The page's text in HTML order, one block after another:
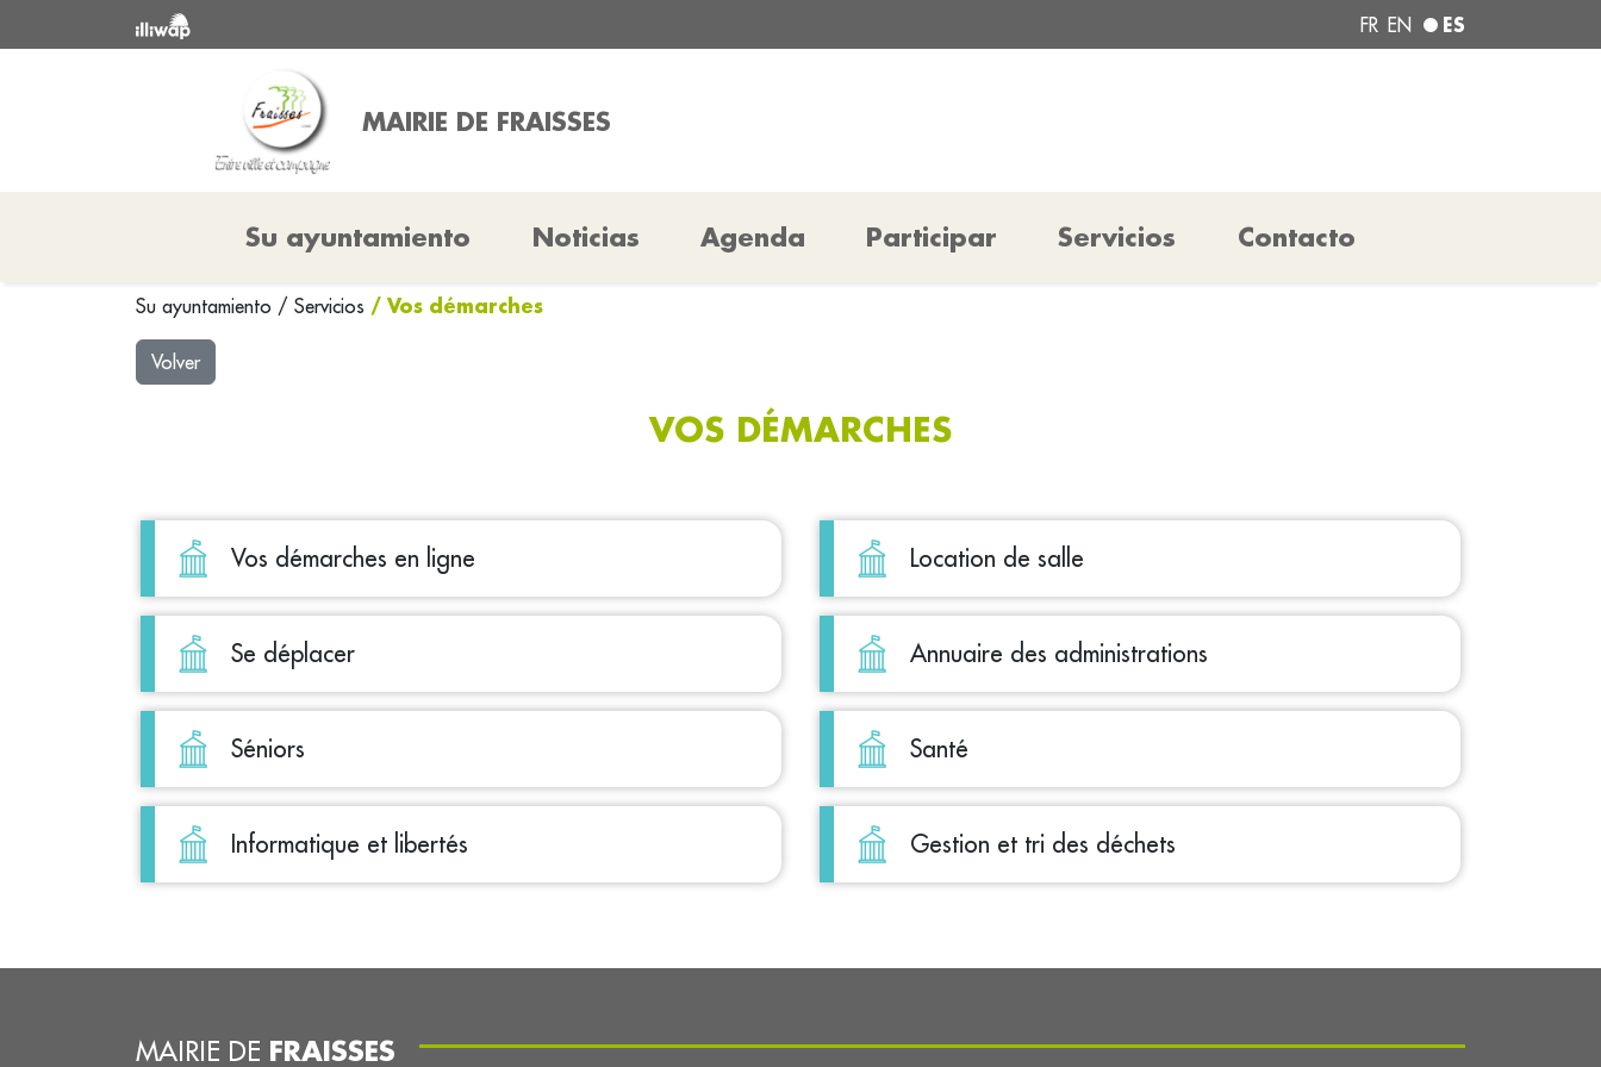
FR EN ES
MAIRIE DE FRAISSES
Su ayuntamiento Noticias Agenda Participar Servicios Contacto
Su ayuntamiento / Servicios / Vos démarches
Volver
VOS DÉMARCHES
Vos démarches en ligne Location de salle
Se déplacer Annuaire des administrations
Séniors Santé
Informatique et libertés Gestion et tri des déchets
MAIRIE DE FRAISSES